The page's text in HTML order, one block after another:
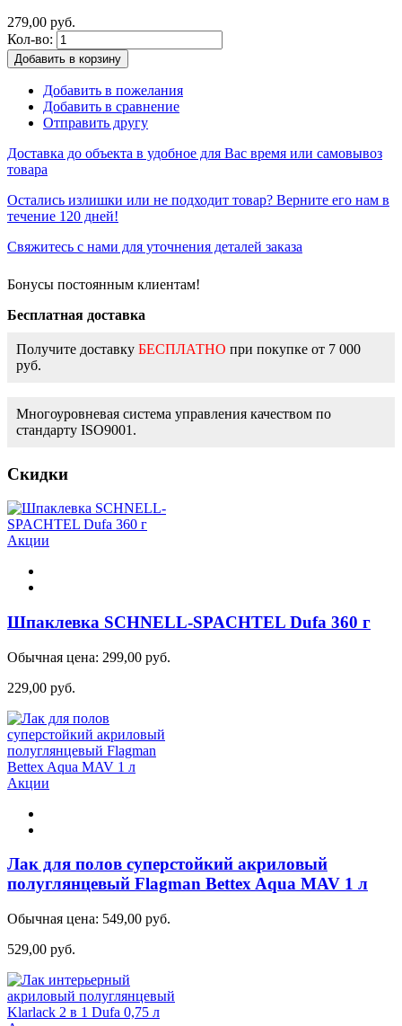
279,00 руб.
Кол-во:
Добавить в корзину
Добавить в пожелания
Добавить в сравнение
Отправить другу
Доставка до объекта в удобное для Вас время или самовывоз
товара
Остались излишки или не подходит товар? Верните его нам в
течение 120 дней!
Свяжитесь с нами для уточнения деталей заказа
Бонусы постоянным клиентам!
Бесплатная доставка
Получите доставку БЕСПЛАТНО при покупке от 7 000
руб.
Многоуровневая система управления качеством по
стандарту ISO9001.
Скидки
Акции
Шпаклевка SCHNELL-SPACHTEL Dufa 360 г
Обычная цена: 299,00 руб.
229,00 руб.
Акции
Лак для полов суперстойкий акриловый
полуглянцевый Flagman Bettex Aqua MAV 1 л
Обычная цена: 549,00 руб.
529,00 руб.